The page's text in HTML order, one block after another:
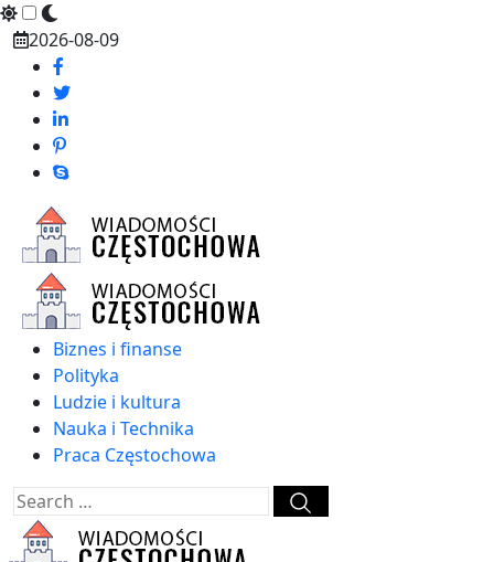
Skip
content
2026-08-09
Biznes i finanse
Polityka
Ludzie i kultura
Nauka i Technika
Praca Częstochowa